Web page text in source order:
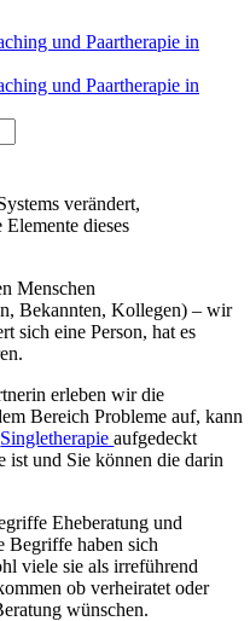
verändert,
dieses
Menschen
Bekannten, Kollegen) – wir
sich eine Person, hat es
erleben wir die
Bereich Probleme auf, kann
Singletherapieaufgedeckt
ist und Sie können die darin
Eheberatung und
Begriffe haben sich
viele sie als irreführend
ob verheiratet oder
wünschen.